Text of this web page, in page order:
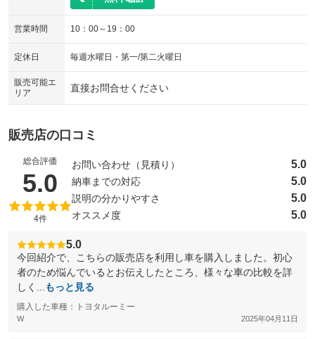
営業時間 10：00～19：00
定休日 毎週水曜日・第一/第二火曜日
販売可能エ
リア
直接お問合せください
販売店の口コミ
総合評価
5.0 （5点満点中）
4件
お問い合わせ（見積り） 5.0
納車までの対応 5.0
説明の分かりやすさ 5.0
オススメ度 5.0
5.0
今回紹介で、こちらの販売店を利用し車を購入しました。初心
者のため悩んでいるとお伝えしたところ、様々な車の比較を詳
しく...
もっと見る
購入した車種：トヨタルーミー
W 2025年04月11日